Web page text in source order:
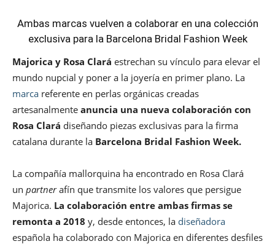
Ambas marcas vuelven a colaborar en una colección
exclusiva para la Barcelona Bridal Fashion Week
Majorica y Rosa Clará estrechan su vínculo para elevar el
mundo nupcial y poner a la joyería en primer plano. La
marca referente en perlas orgánicas creadas
artesanalmente anuncia una nueva colaboración con
Rosa Clará diseñando piezas exclusivas para la firma
catalana durante la Barcelona Bridal Fashion Week.
La compañía mallorquina ha encontrado en Rosa Clará
un partnerafín que transmite los valores que persigue
Majorica. La colaboración entre ambas firmas se
remonta a 2018 y, desde entonces, la diseñadora
española ha colaborado con Majorica en diferentes desfiles